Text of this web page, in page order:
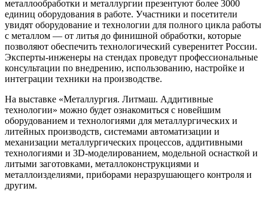
металлообработки и металлургии презентуют более 3000
единиц оборудования в работе. Участники и посетители
увидят оборудование и технологии для полного цикла работы
с металлом — от литья до финишной обработки, которые
позволяют обеспечить технологический суверенитет России.
Эксперты-инженеры на стендах проведут профессиональные
консультации по внедрению, использованию, настройке и
интеграции техники на производстве.
На выставке «Металлургия. Литмаш. Аддитивные
технологии» можно будет ознакомиться с новейшим
оборудованием и технологиями для металлургических и
литейных производств, системами автоматизации и
механизации металлургических процессов, аддитивными
технологиями и 3D-моделированием, модельной оснасткой и
литыми заготовками, металлоконструкциями и
металлоизделиями, приборами неразрушающего контроля и
другим.